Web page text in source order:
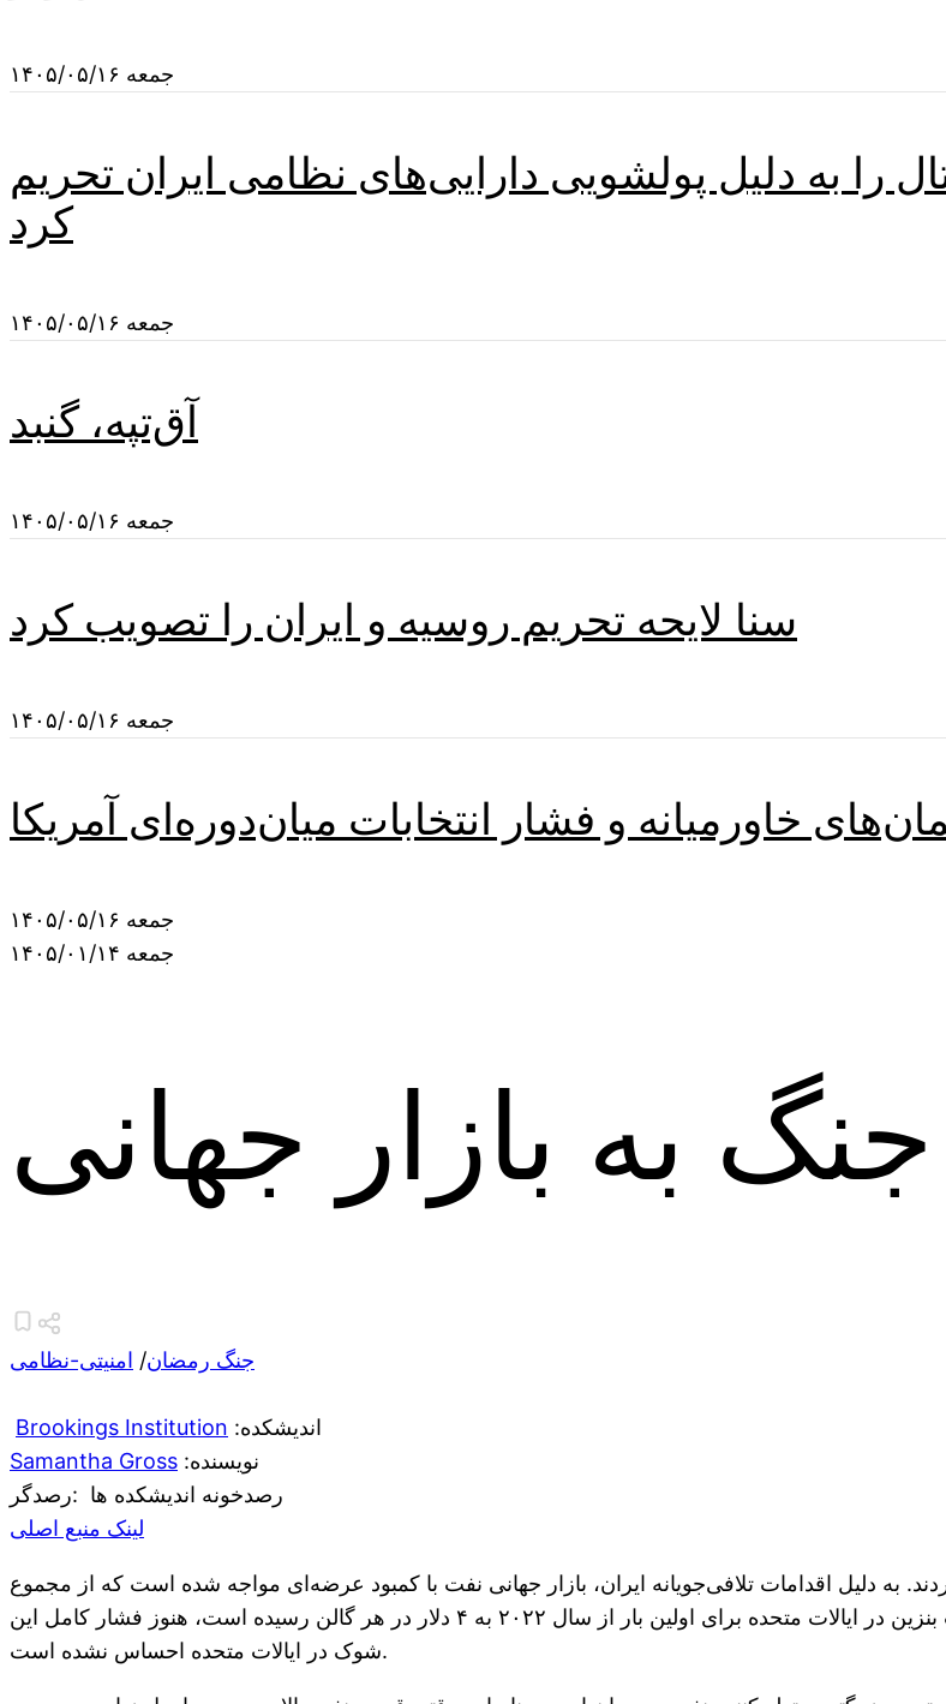
جمعه ۱۴۰۵/۰۵/۱۶
را به دلیل پولشویی دارایی‌های نظامی ایران تحریم
کرد
جمعه ۱۴۰۵/۰۵/۱۶
آق‌تپه، گنبد
جمعه ۱۴۰۵/۰۵/۱۶
سنا لایحه تحریم روسیه و ایران را تصویب کرد
جمعه ۱۴۰۵/۰۵/۱۶
خاورمیانه و فشار انتخابات میان‌دوره‌ای آمریکا
جمعه ۱۴۰۵/۰۵/۱۶
جمعه ۱۴۰۵/۰۱/۱۴
به بازار جهانی
جنگ رمضان/ امنیتی-نظامی
Brookings Institution :اندیشکده
Samantha Gross :نویسنده
رصدخونه اندیشکده ها :رصدگر
لینک منبع اصلی
به دلیل اقدامات تلافی‌جویانه ایران، بازار جهانی نفت با کمبود عرضه‌ای مواجه شده است که از مجموع
کمبودهای بحران‌های نفتی ۱۹۷۳ و ۱۹۷۹ بیشتر است. با وجود اینکه قیمت بنزین در ایالات متحده برای اولین بار از سال ۲۰۲۲ به ۴ دلار در هر گالن رسیده است، هنوز فشار کامل این
شوک در ایالات متحده احساس نشده است.